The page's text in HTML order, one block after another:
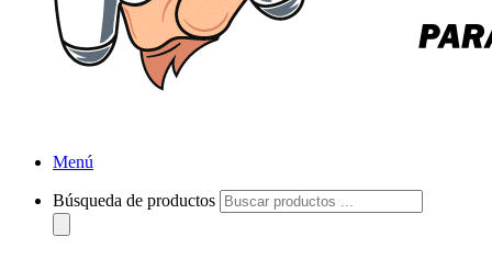
Menú
Búsqueda de productos